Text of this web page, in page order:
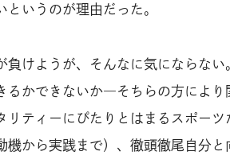
いうのが理由だった。
負けようが、そんなに気にならない
るかできないか―そちらの方により
ティーにぴたりとはまるスポーツ
から実践まで）、徹頭徹尾自分と